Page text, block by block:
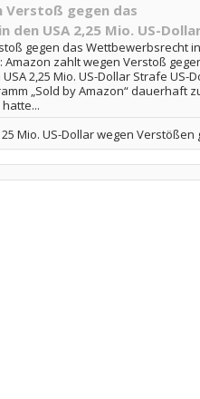
Verstoß gegen das
USA 2,25 Mio. US-
gegen das Wettbewerbsrecht
Amazon zahlt wegen Verstoß
2,25 Mio. US-Dollar Strafe US-
„Sold by Amazon“ dauerhaft
Mio. US-Dollar wegen